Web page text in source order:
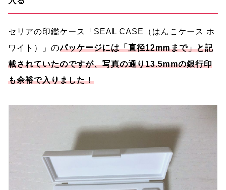
セリアの印鑑ケース「SEAL CASE（はんこケース ホ
ワイト）」のパッケージには「直径12mmまで」と記
載されていたのですが、写真の通り13.5mmの銀行印
も余裕で入りました！